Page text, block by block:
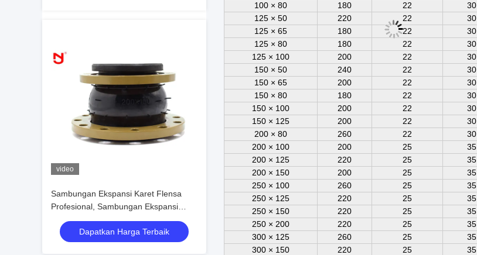
video
Sambungan Ekspansi Karet Flensa
Profesional, Sambungan Ekspansi
Saluran DN50-DN1200
Dapatkan Harga Terbaik
100 × 80
180 22 30
125 × 50
220 22 30
125 × 65
180 22 30
125 × 80
180 22 30
125 × 100
200 22 30
150 × 50
240 22 30
150 × 65
200 22 30
150 × 80
180 22 30
150 × 100
200 22 30
150 × 125
200 22 30
200 × 80
260 22 30
200 × 100
200 25 35
200 × 125
220 25 35
200 × 150
200 25 35
250 × 100
260 25 35
250 × 125
220 25 35
250 × 150
220 25 35
250 × 200
220 25 35
300 × 125
260 25 35
300 × 150
220 25 35